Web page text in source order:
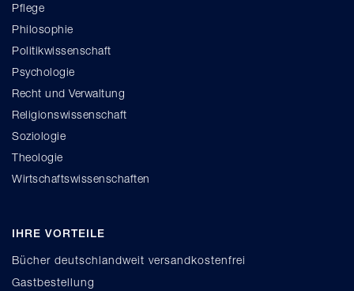
Pflege
Philosophie
Politikwissenschaft
Psychologie
Recht und Verwaltung
Religionswissenschaft
Soziologie
Theologie
Wirtschaftswissenschaften
IHRE VORTEILE
Bücher deutschlandweit versandkostenfrei
Gastbestellung